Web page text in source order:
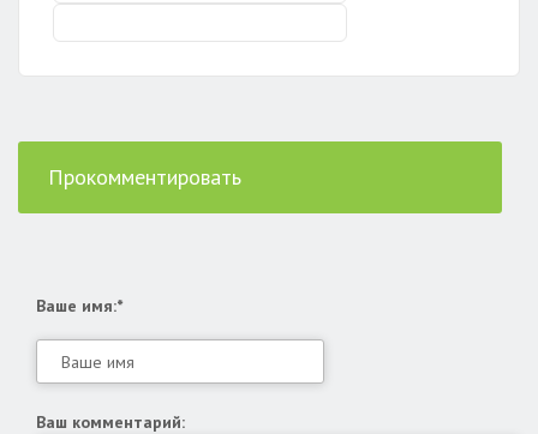
Прокомментировать
Ваше имя:*
Ваш комментарий: